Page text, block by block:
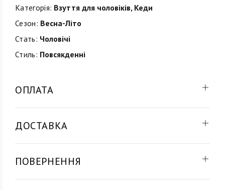
Категорія: Взуття для чоловіків, Кеди
Сезон: Весна-Літо
Стать: Чоловічі
Стиль: Повсякденні
ОПЛАТА
ДОСТАВКА
ПОВЕРНЕННЯ